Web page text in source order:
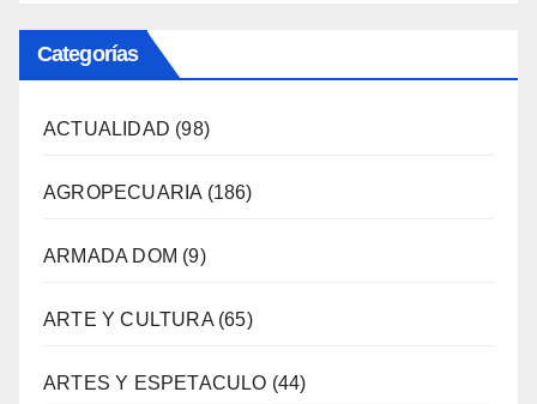
Categorías
ACTUALIDAD (98)
AGROPECUARIA(186)
ARMADA DOM (9)
ARTE Y CULTURA(65)
ARTES Y ESPETACULO (44)